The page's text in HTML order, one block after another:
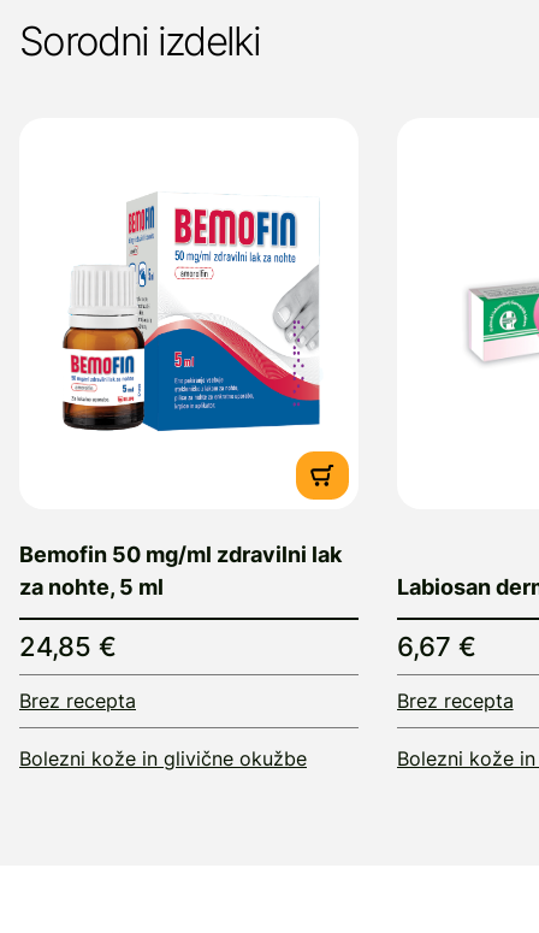
Sorodni izdelki
Bemofin 50 mg/ml zdravilni lak
za nohte, 5 ml
24,85 €
Brez recepta
Bolezni kože in glivične okužbe
Labiosan
6,67 €
Brez recepta
Bolezni kože